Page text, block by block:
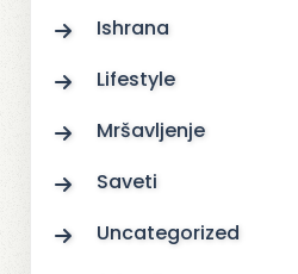
Ishrana
Lifestyle
Mršavljenje
Saveti
Uncategorized